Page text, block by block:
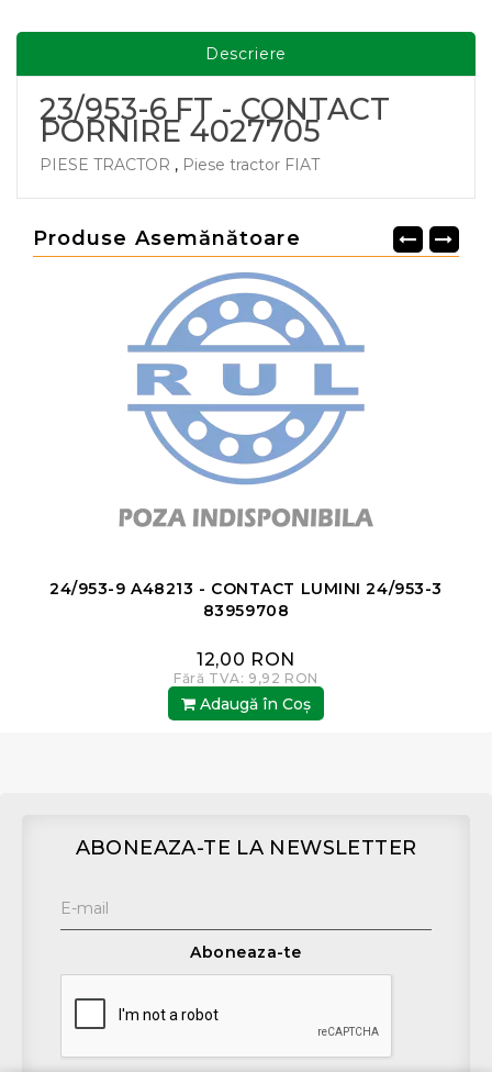
Descriere
23/953-6 FT - CONTACT
PORNIRE 4027705
PIESE TRACTOR , Piese tractor FIAT
Produse Asemănătoare
24/953-9 A48213 - CONTACT LUMINI 24/953-3
83959708
12,00 RON
Fără TVA: 9,92 RON
Adaugă în Coş
ABONEAZA-TE LA NEWSLETTER
Aboneaza-te